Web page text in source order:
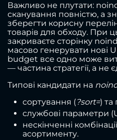
Важливо не плутати:
сканування повністю, а
зберегти корисну
товарів для обходу. При
закриваєте сторінку
масово генерувати нові
budget все одно може
— частина стратегії, а не
Типові кандидати на
сортування (?sort=) та
службові параметри
нескінченні
асортименту.